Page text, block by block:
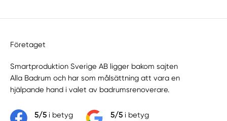
Företaget
Smartproduktion Sverige AB ligger bakom sajten
Alla Badrum och har som målsättning att vara en
hjälpande hand i valet av badrumsrenoverare.
5/5i betyg 5/5i betyg